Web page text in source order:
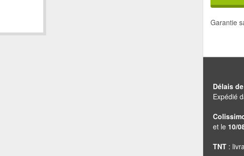
Garantie
Délais
Expédié
et le 10/
TNT :